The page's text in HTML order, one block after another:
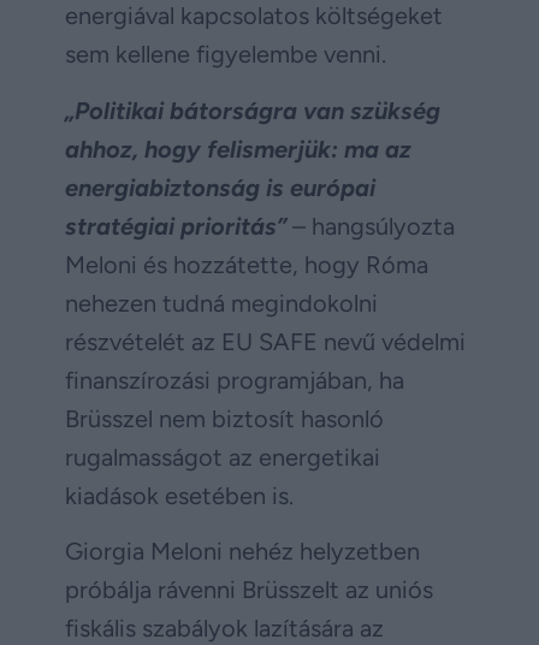
energiával kapcsolatos költségeket
sem kellene figyelembe venni.
„Politikai bátorságra van szükség
ahhoz, hogy felismerjük: ma az
energiabiztonság is európai
stratégiai prioritás”– hangsúlyozta
Meloni és hozzátette, hogy Róma
nehezen tudná megindokolni
részvételét az EU SAFE nevű védelmi
finanszírozási programjában, ha
Brüsszel nem biztosít hasonló
rugalmasságot az energetikai
kiadások esetében is.
Giorgia Meloni nehéz helyzetben
próbálja rávenni Brüsszelt az uniós
fiskális szabályok lazítására az